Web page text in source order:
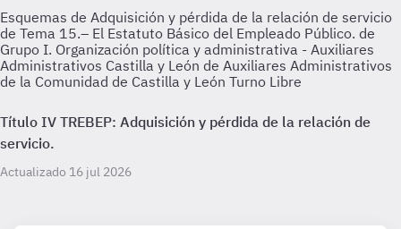
Esquemas de Adquisición y pérdida de la relación de servicio
de Tema 15.– El Estatuto Básico del Empleado Público. de
Grupo I. Organización política y administrativa - Auxiliares
Administrativos Castilla y León de Auxiliares Administrativos
de la Comunidad de Castilla y León Turno Libre
Título IV TREBEP: Adquisición y pérdida de la relación de
servicio.
Actualizado 16 jul 2026